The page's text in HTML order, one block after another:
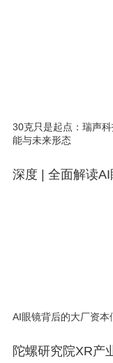
30克只是起点：瑞声
能与未来形态
深度 | 全面解读AI
AI眼镜背后的大厂资本
陀螺研究院XR产